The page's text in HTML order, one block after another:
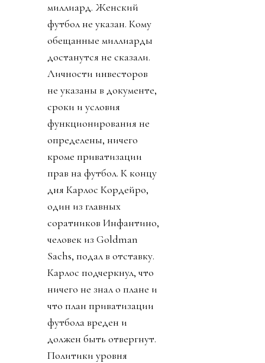
миллиард. Женский
футбол не указан. Кому
обещанные миллиарды
достанутся не сказали.
Личности инвесторов
не указаны в документе,
сроки и условия
функционирования не
определены, ничего
кроме приватизации
прав на футбол. К концу
дня Карлос Кордейро,
один из главных
соратников Инфантино,
человек из Goldman
Sachs, подал в отставку.
Карлос подчеркнул, что
ничего не знал о плане и
что план приватизации
футбола вреден и
должен быть отвергнут.
Политики уровня